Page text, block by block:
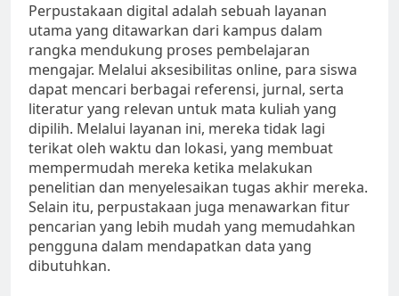
Perpustakaan digital adalah sebuah layanan
utama yang ditawarkan dari kampus dalam
rangka mendukung proses pembelajaran
mengajar. Melalui aksesibilitas online, para siswa
dapat mencari berbagai referensi, jurnal, serta
literatur yang relevan untuk mata kuliah yang
dipilih. Melalui layanan ini, mereka tidak lagi
terikat oleh waktu dan lokasi, yang membuat
mempermudah mereka ketika melakukan
penelitian dan menyelesaikan tugas akhir mereka.
Selain itu, perpustakaan juga menawarkan fitur
pencarian yang lebih mudah yang memudahkan
pengguna dalam mendapatkan data yang
dibutuhkan.